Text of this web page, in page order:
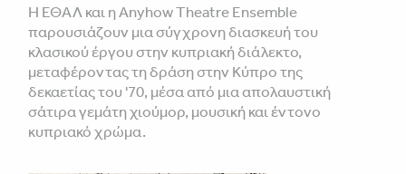
Η ΕΘΑΛ και η Anyhow Theatre Ensemble
παρουσιάζουν μια σύγχρονη διασκευή του
κλασικού έργου στην κυπριακή διάλεκτο,
μεταφέροντας τη δράση στην Κύπρο της
δεκαετίας του '70, μέσα από μια απολαυστική
σάτιρα γεμάτη χιούμορ, μουσική και έντονο
κυπριακό χρώμα.